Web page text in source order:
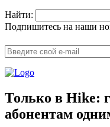
Найти:
Подпишитесь на наши
Только в Hike:
абонентам